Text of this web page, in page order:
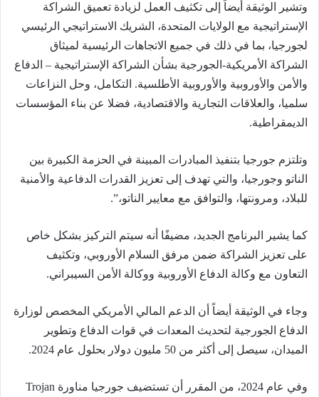
وتشير الوثيقة أيضاً إلى تكثيف العمل لزيادة تعميق الشراكة
الإستراتيجية مع الولايات المتحدة، الشريك الاستراتيجي الرئيسي
لجورجيا، بما في ذلك في جميع الاتجاهات الرئيسية لميثاق
الشراكة الأمريكية-الجورجية بشأن الشراكة الإستراتيجية – الدفاع
والأمن والأوروبية والأوروبية الأطلسية. التكامل، وحل النزاعات
سلميا، والعلاقات التجارية والاقتصادية، فضلا عن بناء المؤسسات
الديمقراطية.
وتلتزم جورجيا بتنفيذ المبادرات المبينة في الحزمة الكبيرة بين
الناتو وجورجيا، والتي تهدف إلى تعزيز القدرات الدفاعية والأمنية
للبلاد، ومرونتها، والتوافق مع معايير الناتو،”.
كما يشير البرنامج الجديد، مضيفًا أنه سيتم التركيز بشكل خاص
على تعزيز الشراكة ضمن مرفق السلام الأوروبي، وتكثيف
التعاون مع وكالة الدفاع الأوروبية ووكالة الأمن السيبراني.
وجاء في الوثيقة أيضاً أن الدعم المالي الأمريكي المخصص لوزارة
الدفاع الجورجية لتحديث المعدات في قوات الدفاع وتطوير
الميدان، سيصل إلى أكثر من 50 مليون دولار بحلول عام 2024.
وفي عام 2024، من المقرر أن تستضيف جورجيا مناورة Trojan